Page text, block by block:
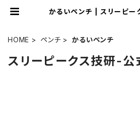
かるいペンチ | スリーピー
HOME ペンチ かるいペンチ
スリーピークス技研-公